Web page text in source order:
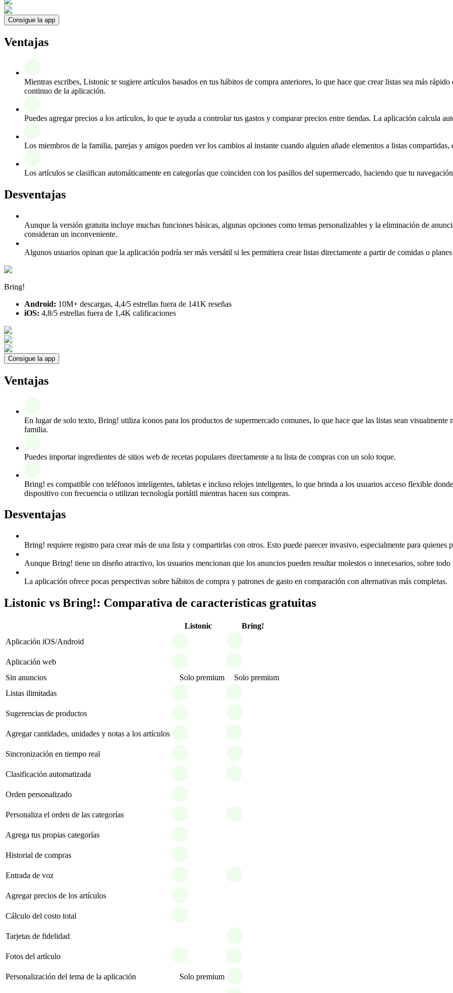
Consigue la app
Ventajas
Mientras escribes, Listonic te sugiere artículos basados en tus hábitos de compra anteriores, lo que hace que crear listas sea más
continuo de la aplicación.
Puedes agregar precios a los artículos, lo que te ayuda a controlar tus gastos y comparar precios entre tiendas. La aplicación calcula
Los miembros de la familia, parejas y amigos pueden ver los cambios al instante cuando alguien añade elementos a listas
Los artículos se clasifican automáticamente en categorías que coinciden con los pasillos del supermercado, haciendo que tu
Desventajas
Aunque la versión gratuita incluye muchas funciones básicas, algunas opciones como temas personalizables y la eliminación de
consideran un inconveniente.
Algunos usuarios opinan que la aplicación podría ser más versátil si les permitiera crear listas directamente a partir de comidas o planes
Bring!
Android: 10M+ descargas, 4,4/5 estrellas fuera de 141K reseñas
iOS: 4,8/5 estrellas fuera de 1,4K calificaciones
Consigue la app
Ventajas
En lugar de solo texto, Bring! utiliza íconos para los productos de supermercado comunes, lo que hace que las listas sean visualmente
familia.
Puedes importar ingredientes de sitios web de recetas populares directamente a tu lista de compras con un solo toque.
Bring! es compatible con teléfonos inteligentes, tabletas e incluso relojes inteligentes, lo que brinda a los usuarios acceso flexible
dispositivo con frecuencia o utilizan tecnología portátil mientras hacen sus compras.
Desventajas
Bring! requiere registro para crear más de una lista y compartirlas con otros. Esto puede parecer invasivo, especialmente para quienes
Aunque Bring! tiene un diseño atractivo, los usuarios mencionan que los anuncios pueden resultar molestos o innecesarios, sobre
La aplicación ofrece pocas perspectivas sobre hábitos de compra y patrones de gasto en comparación con alternativas más completas.
Listonic vs Bring!: Comparativa de características gratuitas
Listonic
Bring!
Aplicación iOS/Android
Aplicación web
Sin anuncios
Solo premium
Solo premium
Listas ilimitadas
Sugerencias de productos
Agregar cantidades, unidades y notas a los artículos
Sincronización en tiempo real
Clasificación automatizada
Orden personalizado
Personaliza el orden de las categorías
Agrega tus propias categorías
Historial de compras
Entrada de voz
Agregar precios de los artículos
Cálculo del costo total
Tarjetas de fidelidad
Fotos del artículo
Personalización del tema de la aplicación Solo premium